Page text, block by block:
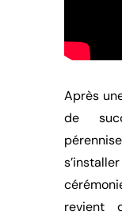
Après
de
revient